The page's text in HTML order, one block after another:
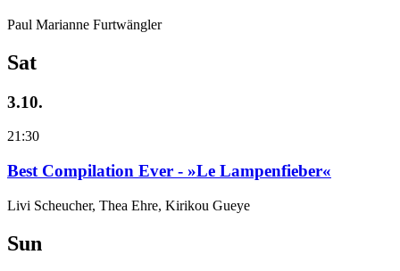
Paul Marianne Furtwängler
Sat
3.10.
21:30
Best Compilation Ever - »Le Lampenfieber«
Livi Scheucher, Thea Ehre, Kirikou Gueye
Sun